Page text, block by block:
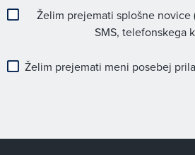
Želim prejemati splošne novice
SMS, telefonskega
Želim prejemati meni posebej